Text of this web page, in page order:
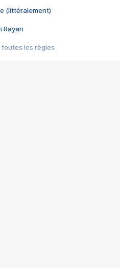
(littéralement)
Rayan
toutes les règles